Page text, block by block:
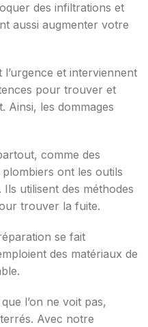
des infiltrations et
aussi augmenter votre
et interviennent
pour trouver et
Ainsi, les dommages
comme des
ont les outils
utilisent des méthodes
trouver la fuite.
se fait
des matériaux de
l’on ne voit pas,
Avec notre